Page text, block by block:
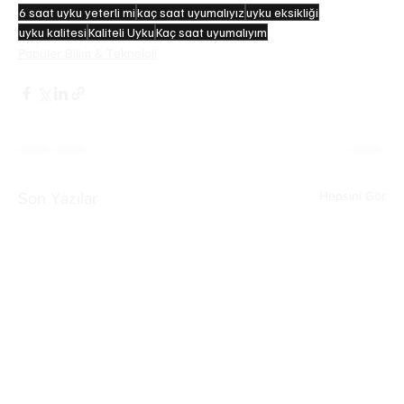
6 saat uyku yeterli mikaç saat uyumalıyızuyku eksikliği
uyku kalitesiKaliteli UykuKaç saat uyumalıyım